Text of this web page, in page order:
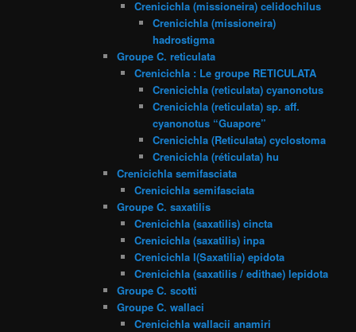
Crenicichla (missioneira) celidochilus
Crenicichla (missioneira)
hadrostigma
Groupe C. reticulata
Crenicichla : Le groupe RETICULATA
Crenicichla (reticulata) cyanonotus
Crenicichla (reticulata) sp. aff.
cyanonotus “Guapore”
Crenicichla (Reticulata) cyclostoma
Crenicichla (réticulata) hu
Crenicichla semifasciata
Crenicichla semifasciata
Groupe C. saxatilis
Crenicichla (saxatilis) cincta
Crenicichla (saxatilis) inpa
Crenicichla l(Saxatilia) epidota
Crenicichla (saxatilis / edithae) lepidota
Groupe C. scotti
Groupe C. wallaci
Crenicichla wallacii anamiri